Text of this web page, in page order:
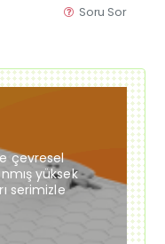
Soru Sor
çevresel
yüksek
serimizle